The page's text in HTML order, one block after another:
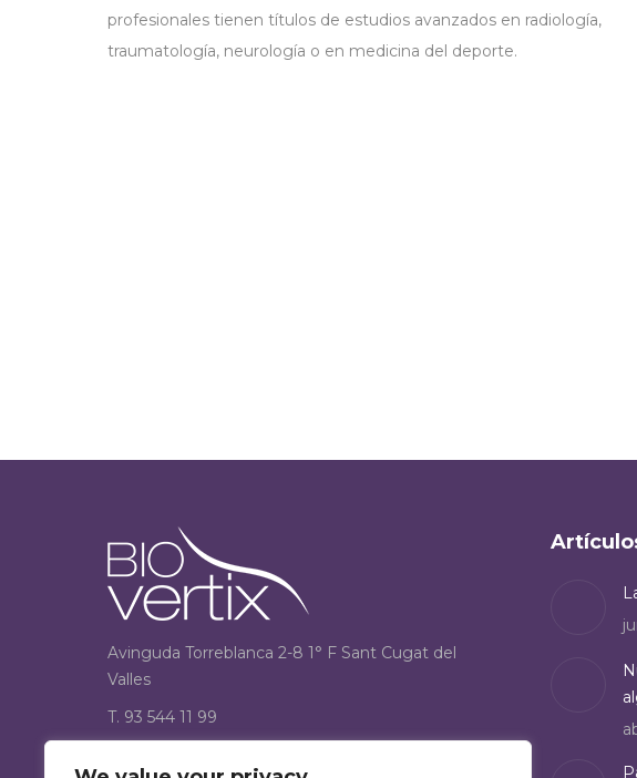
profesionales tienen títulos de estudios avanzados en radiología,
traumatología, neurología o en medicina del deporte.
Avinguda Torreblanca 2-8 1° F Sant Cugat del
Valles
T. 93 544 11 99